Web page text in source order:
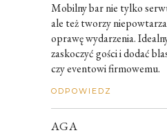
Mobilny bar nie tylko
ale też tworzy
oprawę wydarzenia.
zaskoczyć gości i dodać
czy eventowi firmowemu.
ODPOWIEDZ
AGA